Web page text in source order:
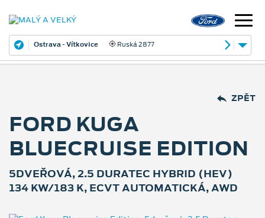
Ostrava - Vítkovice Ruská 2877
ZPĚT
FORD KUGA
BLUECRUISE EDITION
5DVEŘOVÁ, 2.5 DURATEC HYBRID (HEV)
134 KW/183 K, ECVT AUTOMATICKÁ, AWD